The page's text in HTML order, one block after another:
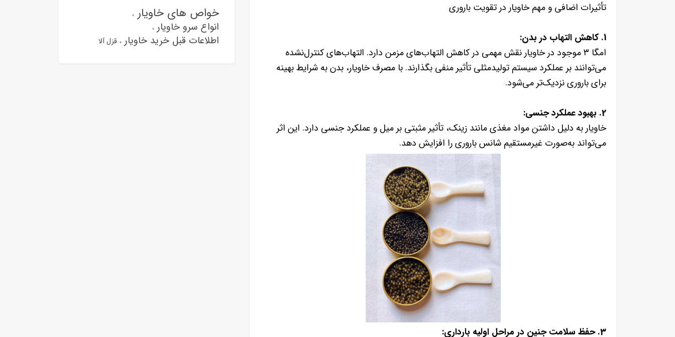
تأثیرات اضافی و مهم خاویار در تقویت باروری
1. کاهش التهاب در بدن:
امگا ۳ موجود در خاویار نقش مهمی در کاهش التهاب‌های مزمن دارد. التهاب‌های کنترل‌نشده
می‌توانند بر عملکرد سیستم تولیدمثلی تأثیر منفی بگذارند. با مصرف خاویار، بدن به شرایط بهینه
برای باروری نزدیک‌تر می‌شود.
2. بهبود عملکرد جنسی:
خاویار به دلیل داشتن مواد مغذی مانند زینک، تأثیر مثبتی بر میل و عملکرد جنسی دارد. این اثر
می‌تواند به‌صورت غیرمستقیم شانس باروری را افزایش دهد.
3. حفظ سلامت جنین در مراحل اولیه بارداری:
خواص های خاویار
انواع سرو خاویار
اطلاعات قبل خرید خاویار
قزل آلا